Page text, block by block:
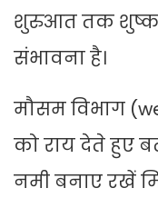
शुरुआत तक शुष्क
संभावना है।
मौसम विभाग
को राय देते हुए
नमी बनाए रखें